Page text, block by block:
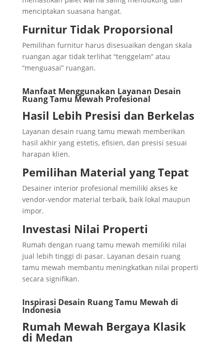
menciptakan suasana hangat.
Furnitur Tidak Proporsional
Pemilihan furnitur harus disesuaikan dengan skala
ruangan agar tidak terlihat “tenggelam” atau
“menguasai” ruangan.
Manfaat Menggunakan Layanan Desain
Ruang Tamu Mewah Profesional
Hasil Lebih Presisi dan Berkelas
Layanan desain ruang tamu mewah memberikan
hasil akhir yang estetis, efisien, dan presisi sesuai
harapan klien.
Pemilihan Material yang Tepat
Desainer interior profesional memiliki akses ke
vendor-vendor material terbaik, baik lokal maupun
impor.
Investasi Nilai Properti
Rumah dengan ruang tamu mewah memiliki nilai
jual lebih tinggi di pasar. Layanan desain ruang
tamu mewah membantu meningkatkan nilai properti
secara signifikan.
Inspirasi Desain Ruang Tamu Mewah di
Indonesia
Rumah Mewah Bergaya Klasik
di Medan